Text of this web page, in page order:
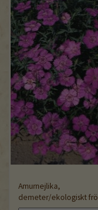
Amurnejlika,
demeter/ekologiskt frö